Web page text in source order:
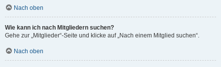
Nach oben
Wie kann ich nach Mitgliedern suchen?
Gehe zur „Mitglieder“-Seite und klicke auf „Nach einem Mitglied suchen“.
Nach oben